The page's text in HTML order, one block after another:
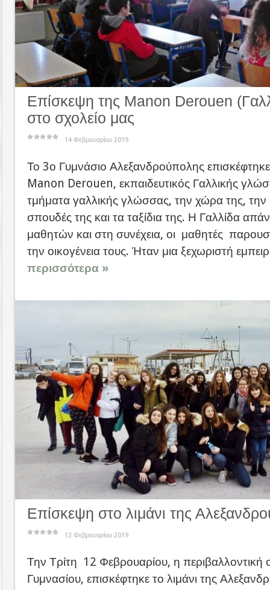
Επίσκεψη της Manon Derouen
στο σχολείο μας
14 Φεβρουαρίου 2019
Το 3ο Γυμνάσιο Αλεξανδρούπολης
Manon Derouen, εκπαιδευτικός Γαλλικής
τμήματα γαλλικής γλώσσας, την χώρα της, την
σπουδές της και τα ταξίδια της. Η Γαλλίδα
μαθητών και στη συνέχεια, οι μαθητές
την οικογένεια τους. Ήταν μια ξεχωριστή
περισσότερα »
Επίσκεψη στο λιμάνι της
12 Φεβρουαρίου 2019
Την Τρίτη 12 Φεβρουαρίου, η περιβαλλοντική
Γυμνασίου, επισκέφτηκε το λιμάνι της